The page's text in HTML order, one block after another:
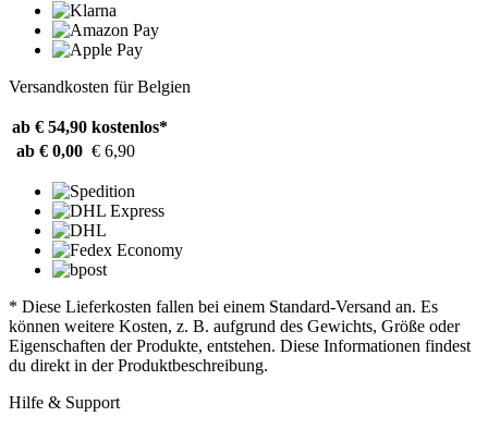
Versandkosten für Belgien
ab € 54,90 kostenlos*
ab € 0,00 € 6,90
* Diese Lieferkosten fallen bei einem Standard-Versand an. Es
können weitere Kosten, z. B. aufgrund des Gewichts, Größe oder
Eigenschaften der Produkte, entstehen. Diese Informationen findest
du direkt in der Produktbeschreibung.
Hilfe & Support